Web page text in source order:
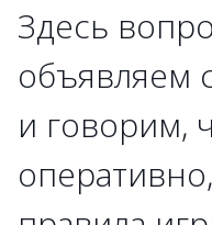
Здесь
объявляем
и говорим,